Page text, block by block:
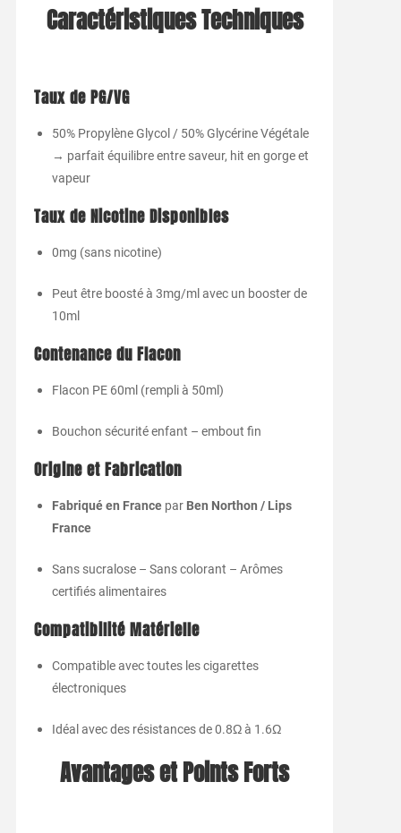
Caractéristiques Techniques
Taux de PG/VG
50% Propylène Glycol / 50% Glycérine Végétale
→ parfait équilibre entre saveur, hit en gorge et
vapeur
Taux de Nicotine Disponibles
0mg (sans nicotine)
Peut être boosté à 3mg/ml avec un booster de
10ml
Contenance du Flacon
Flacon PE 60ml (rempli à 50ml)
Bouchon sécurité enfant – embout fin
Origine et Fabrication
Fabriqué en Francepar Ben Northon / Lips
France
Sans sucralose – Sans colorant – Arômes
certifiés alimentaires
Compatibilité Matérielle
Compatible avec toutes les cigarettes
électroniques
Idéal avec des résistances de 0.8Ω à 1.6Ω
Avantages et Points Forts